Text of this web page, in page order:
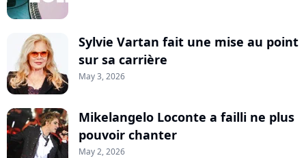
Sylvie Vartan fait une mise au point
sur sa carrière
May 3, 2026
Mikelangelo Loconte a failli ne plus
pouvoir chanter
May 2, 2026